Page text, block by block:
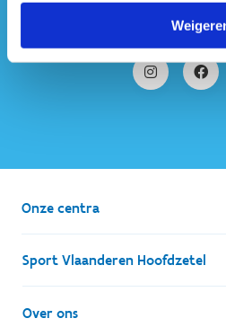
ook op
Onze centra
Sport Vlaanderen Hoofdzetel
Simon Bolivarlaan 17
Over ons